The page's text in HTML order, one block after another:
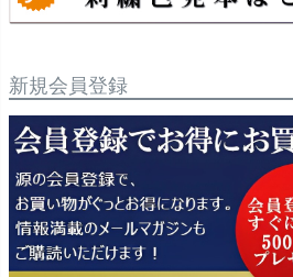
新規会員登録